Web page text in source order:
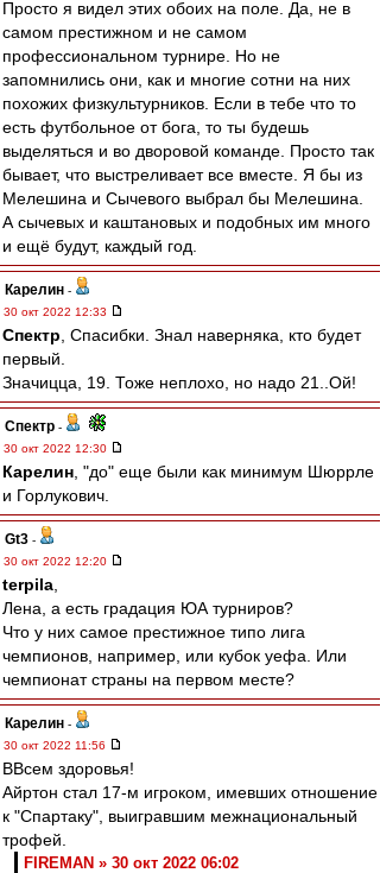
Просто я видел этих обоих на поле. Да, не в
самом престижном и не самом
профессиональном турнире. Но не
запомнились они, как и многие сотни на них
похожих физкультурников. Если в тебе что то
есть футбольное от бога, то ты будешь
выделяться и во дворовой команде. Просто так
бывает, что выстреливает все вместе. Я бы из
Мелешина и Сычевого выбрал бы Мелешина.
А сычевых и каштановых и подобных им много
и ещё будут, каждый год.
Карелин -
30 окт 2022 12:33
Спектр , Спасибки. Знал наверняка, кто будет
первый.
Значицца, 19. Тоже неплохо, но надо 21..Ой!
Спектр -
30 окт 2022 12:30
Карелин , "до" еще были как минимум Шюррле
и Горлукович.
Gt3 -
30 окт 2022 12:20
terpila
Лена, а есть градация ЮА турниров?
Что у них самое престижное типо лига
чемпионов, например, или кубок уефа. Или
чемпионат страны на первом месте?
Карелин -
30 окт 2022 11:56
ВВсем здоровья!
Айртон стал 17-м игроком, имевших отношение
к "Спартаку", выигравшим межнациональный
трофей.
FIREMAN » 30 окт 2022 06:02